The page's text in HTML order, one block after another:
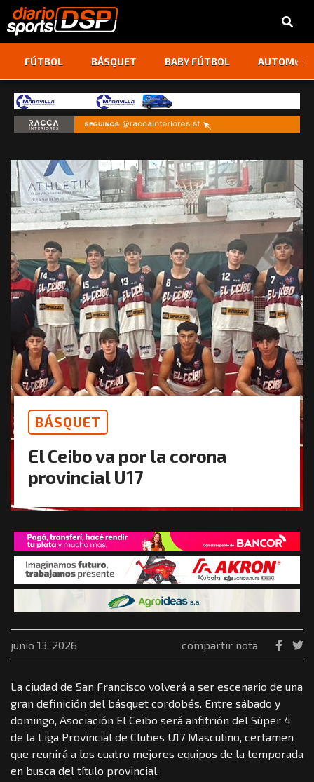
FÚTBOL BÁSQUET BABY FÚTBOL ‹ ›
BÁSQUET
El Ceibo va por la corona
provincial U17
junio 13, 2026 compartir nota
La ciudad de San Francisco volverá a ser escenario de una
gran definición del básquet cordobés. Entre sábado y
domingo, Asociación El Ceibo será anfitrión del Súper 4
de la Liga Provincial de Clubes U17 Masculino, certamen
que reunirá a los cuatro mejores equipos de la temporada
en busca del título provincial.